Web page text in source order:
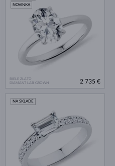
BIELE ZLATO
DIAMANT LAB GROWN
NOVINKA
2 735 €
NA SKLADE